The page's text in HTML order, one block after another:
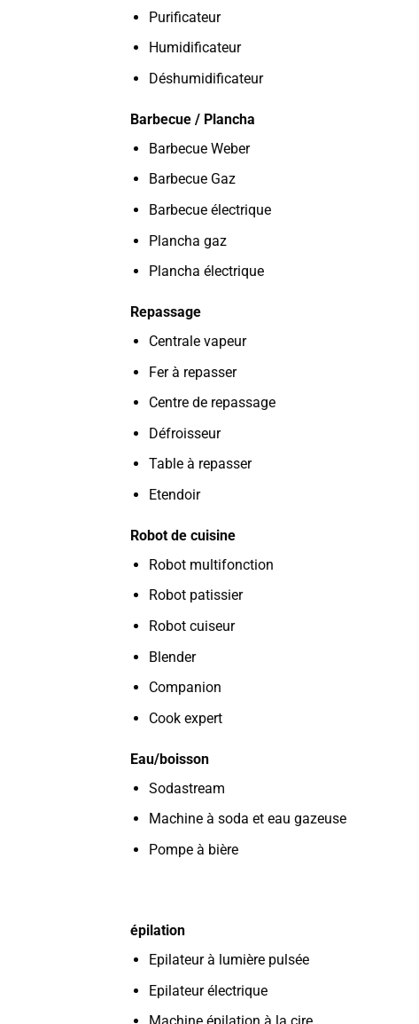
Purificateur
Humidificateur
Déshumidificateur
Barbecue / Plancha
Barbecue Weber
Barbecue Gaz
Barbecue électrique
Plancha gaz
Plancha électrique
Repassage
Centrale vapeur
Fer à repasser
Centre de repassage
Défroisseur
Table à repasser
Etendoir
Robot de cuisine
Robot multifonction
Robot patissier
Robot cuiseur
Blender
Companion
Cook expert
Eau/boisson
Sodastream
Machine à soda et eau gazeuse
Pompe à bière
épilation
Epilateur à lumière pulsée
Epilateur électrique